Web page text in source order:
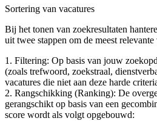
Sortering van vacatures
Bij het tonen van zoekresultaten
uit twee stappen om de meest relevante
1. Filtering: Op basis van jouw
(zoals trefwoord, zoekstraal,
vacatures die niet aan deze harde
2. Rangschikking (Ranking): De
gerangschikt op basis van een
score wordt als volgt opgebouwd: